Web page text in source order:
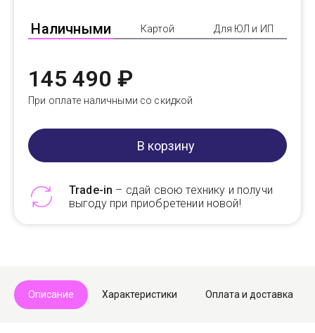
Наличными Картой Для ЮЛ и ИП
145 490 ₽
При оплате наличными со скидкой
В корзину
Trade-in – сдай свою технику и получи
выгоду при приобретении новой!
Описание Характеристики Оплата и доставка